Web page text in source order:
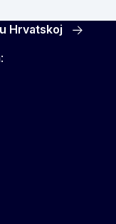
Hrvatskoj